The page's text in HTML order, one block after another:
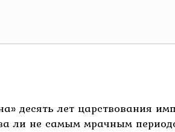
десять лет царствования
ли не самым мрачным